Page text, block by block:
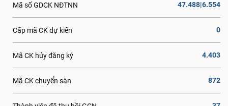
Mã số GDCK NĐTNN 47.488|6.554
Cấp mã CK dự kiến 0
Mã CK hủy đăng ký 4.403
Mã CK chuyển sàn 872